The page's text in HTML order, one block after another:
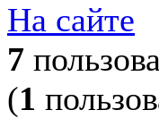
На сайте
7
(1